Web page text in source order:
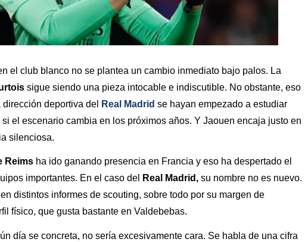
el club blanco no se plantea un cambio inmediato bajo palos. La
sigue siendo una pieza intocable e indiscutible. No obstante, eso
deportiva del
Real Madrid se hayan empezado a estudiar
el escenario cambia en los próximos años. Y Jaouen encaja justo en
silenciosa.
Reims ha ido ganando presencia en Francia y eso ha despertado el
importantes. En el caso del
Real Madrid, su nombre no es nuevo.
distintos informes de scouting, sobre todo por su margen de
físico, que gusta bastante en Valdebebas.
día se concreta, no sería excesivamente cara. Se habla de una cifra